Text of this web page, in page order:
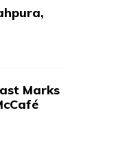
Marks